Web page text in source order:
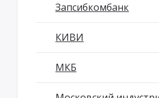
Запсибкомбанк
КИВИ
МКБ